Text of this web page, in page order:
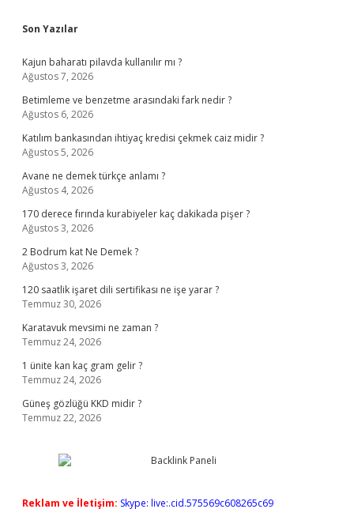
Sidebar
Son Yazılar
Kajun baharatı pilavda kullanılır mı ?
Ağustos 7, 2026
Betimleme ve benzetme arasındaki fark nedir ?
Ağustos 6, 2026
Katılım bankasından ihtiyaç kredisi çekmek caiz midir ?
Ağustos 5, 2026
Avane ne demek türkçe anlamı ?
Ağustos 4, 2026
170 derece fırında kurabiyeler kaç dakikada pişer ?
Ağustos 3, 2026
2 Bodrum kat Ne Demek ?
Ağustos 3, 2026
120 saatlik işaret dili sertifikası ne işe yarar ?
Temmuz 30, 2026
Karatavuk mevsimi ne zaman ?
Temmuz 24, 2026
1 ünite kan kaç gram gelir ?
Temmuz 24, 2026
Güneş gözlüğü KKD midir ?
Temmuz 22, 2026
Reklam ve İletişim: Skype: live:.cid.575569c608265c69